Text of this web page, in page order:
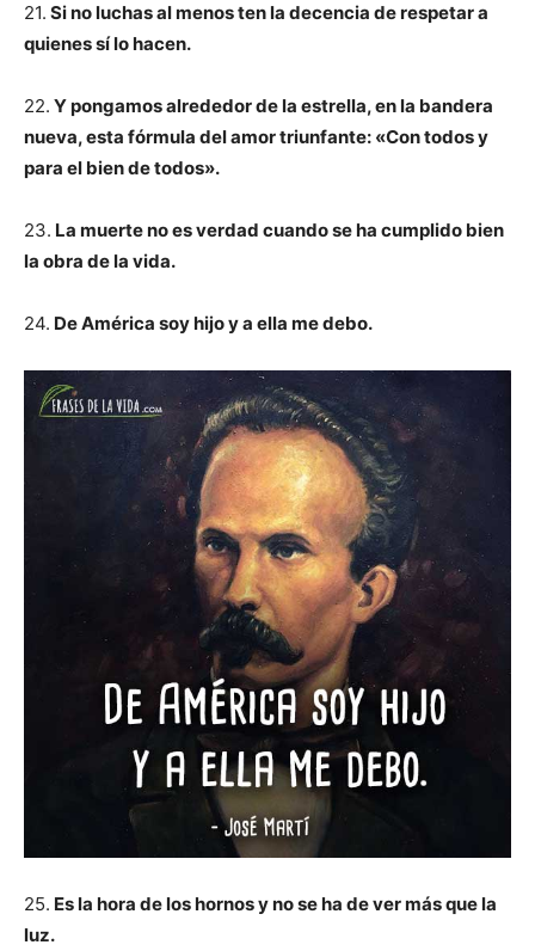
21. Si no luchas al menos ten la decencia de respetar a
quienes sí lo hacen.
22. Y pongamos alrededor de la estrella, en la bandera
nueva, esta fórmula del amor triunfante: «Con todos y
para el bien de todos».
23. La muerte no es verdad cuando se ha cumplido bien
la obra de la vida.
24. De América soy hijo y a ella me debo.
25. Es la hora de los hornos y no se ha de ver más que la
luz.